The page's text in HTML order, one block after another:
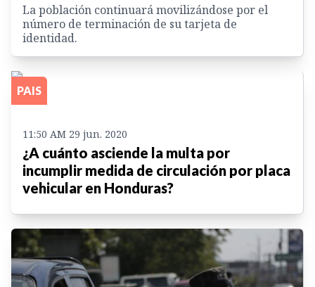
La población continuará movilizándose por el
número de terminación de su tarjeta de
identidad.
PAIS
11:50 AM 29 jun. 2020
¿A cuánto asciende la multa por
incumplir medida de circulación por placa
vehicular en Honduras?